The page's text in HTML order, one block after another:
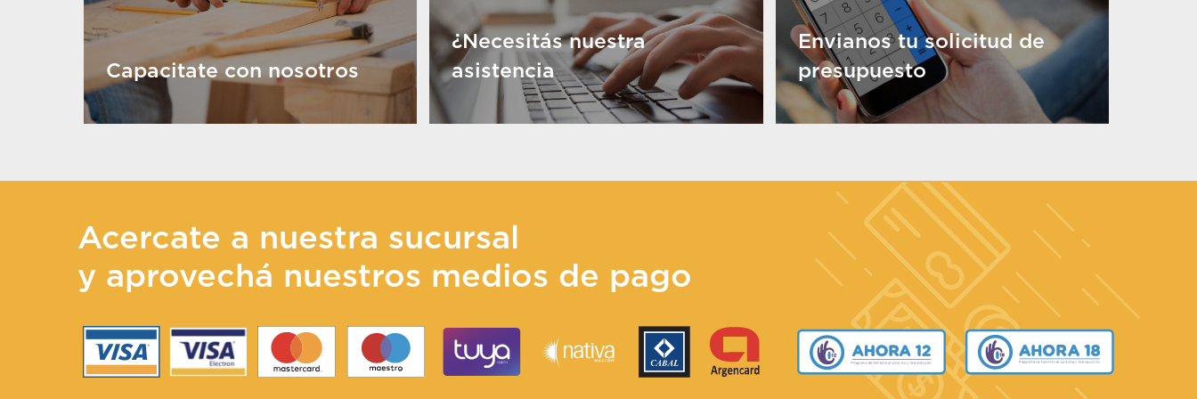
Capacitate con nosotros
¿Necesitás nuestra
asistencia
Envianos tu solicitud de
presupuesto
Acercate a nuestra sucursal
y aprovechá nuestros medios de pago